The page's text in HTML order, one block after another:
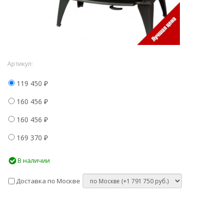
Артикул:
119 450 ₽
160 456 ₽
160 456 ₽
169 370 ₽
В наличии
Доставка по Москве